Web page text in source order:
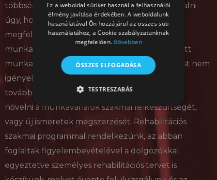
többsége 4 órás részmunkaidőben tudott vállalni
úgy, hogy egészségi állapotuktól függően a
megfelelő pihenőidőt is biztosítani tudtuk a
munkavégzési időszaka alatt. Az általuk végzett
munkafolyamatok betanítottak, szakképesítést nem
igényelnek, ugyanakkor képzésekkel,
továbbképzésekkel igyekszünk folyamatosan
növelni a munkavállalók szakmai felkészültségét,
vagy új ismeretek megszerzését. Rehabilitációs
szakmai programmal rendelkezünk, az abban
foglaltak figyelembevételével a dolgozókkal
egyeztetve személyes rehabilitációs tervet is
Ez a weboldal sütiket használ a felhasználói
élmény javítása érdekében. A weboldalunk
használatával Ön hozzájárul az összes süti
használatához, a Cookie szabályzatunknak
megfelelően. Bővebben
ÖSSZES ELFOGADÁSA
TESTRESZABÁS
TELJESÍTMÉNY CÉLZÁS
BESOROLATLAN
Teljesítmény